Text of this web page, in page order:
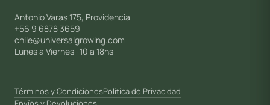
Antonio Varas 175, Providencia
+56 9 6878 3659
chile@universalgrowing.com
Lunes a Viernes · 10 a 18hs
Términos y CondicionesPolítica de Privacidad